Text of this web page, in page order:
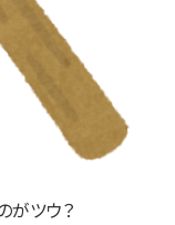
がツウ？